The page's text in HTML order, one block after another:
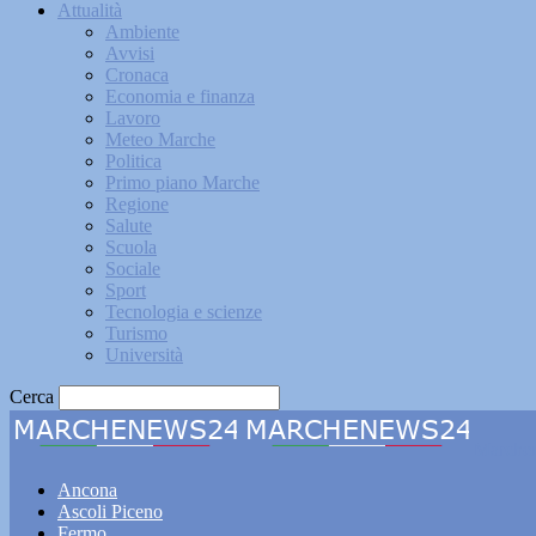
Attualità
Ambiente
Avvisi
Cronaca
Economia e finanza
Lavoro
Meteo Marche
Politica
Primo piano Marche
Regione
Salute
Scuola
Sociale
Sport
Tecnologia e scienze
Turismo
Università
Cerca
Ancona
Ascoli Piceno